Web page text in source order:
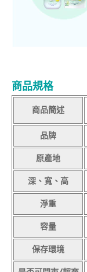
商品規格
商品簡述
品牌
原產地
深、寬、高
淨重
容量
保存環境